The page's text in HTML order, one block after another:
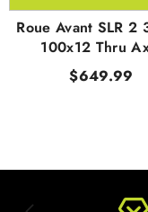
Roue Avant SLR 2
100x12 Thru
$649.99